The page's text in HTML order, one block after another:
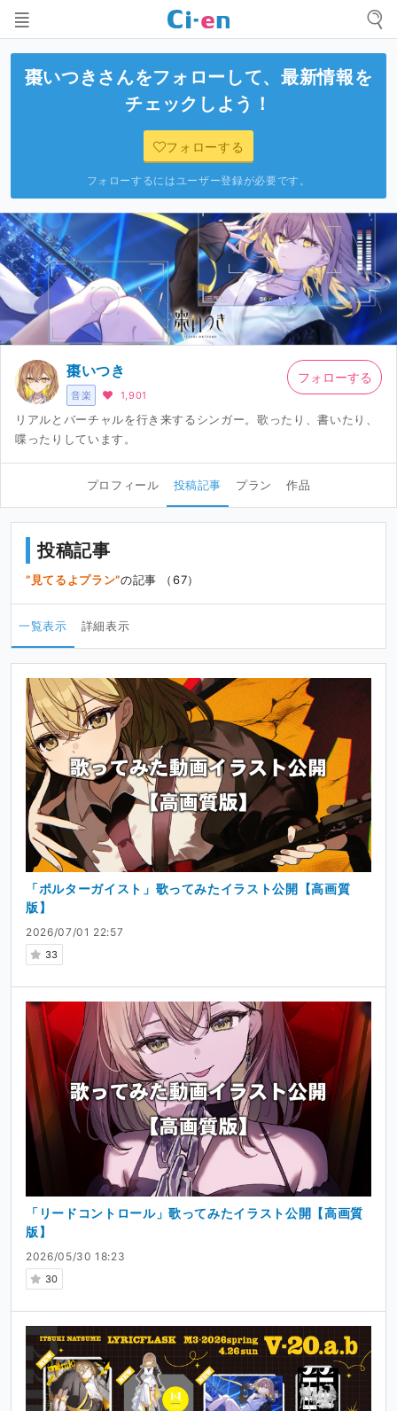
棗いつき さんをフォローして、最新情報を
チェックしよう！
フォローする
フォローするにはユーザー登録が必要です。
音楽
棗いつき
1,901
リアルとバーチャルを行き来するシンガー。歌ったり、書いたり、
喋ったりしています。
フォローする
プロフィール 投稿記事 プラン 作品
投稿記事
見てるよプラン の記事 （67）
一覧表示 詳細表示
2026/07/01 22:57
33
「ポルターガイスト」歌ってみたイラスト公開【高画質
版】
2026/05/30 18:23
30
「リードコントロール」歌ってみたイラスト公開【高画質
版】